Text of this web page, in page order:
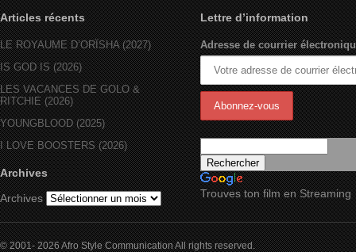
Articles récents
LE ROYAUME D’ORÏSHA (2027)
IS GOD IS (2026)
LES VACANCES DE GOLO &
RITCHIE (2026)
YOUNGBLOOD (2025)
I LOVE BOOSTERS (2026)
Archives
Archives
Lettre d’information
Adresse de courrier
Trouves ton film en Streaming
© 2001- 2026 Afro Style Communication All rights reserved.